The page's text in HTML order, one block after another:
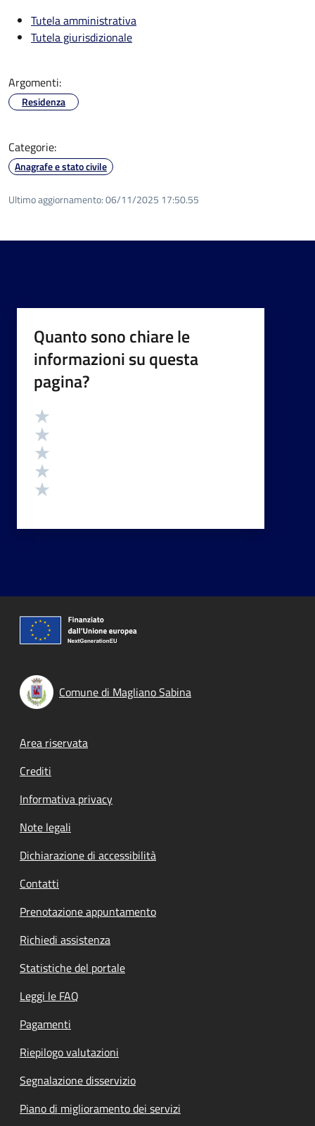
Tutela amministrativa
Tutela giurisdizionale
Argomenti:
Residenza
Categorie:
Anagrafe e stato civile
Ultimo aggiornamento:06/11/2025 17:50.55
Quanto sono chiare le
informazioni su questa
pagina?
Valutazione
Comune di Magliano Sabina
Footer menu
Area riservata
Crediti
Informativa privacy
Note legali
Dichiarazione di accessibilità
Contatti
Prenotazione appuntamento
Richiedi assistenza
Statistiche del portale
Leggi le FAQ
Pagamenti
Riepilogo valutazioni
Segnalazione disservizio
Piano di miglioramento dei servizi